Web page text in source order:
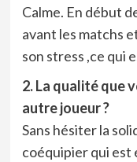
Calme. En début
avant les matchs
son stress ,ce qui
2. La qualité que
autre joueur ?
Sans hésiter la
coéquipier qui est